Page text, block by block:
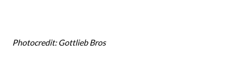
Photocredit: Gottlieb Bros